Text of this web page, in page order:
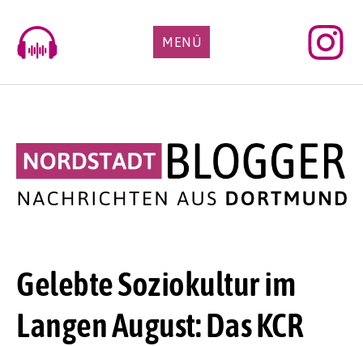
content
MENÜ
Gelebte Soziokultur im
Langen August: Das KCR